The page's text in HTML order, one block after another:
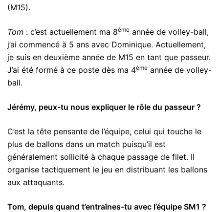
(M15).
Tom : c’est actuellement ma 8ème année de volley-ball,
j’ai commencé à 5 ans avec Dominique. Actuellement,
je suis en deuxième année de M15 en tant que passeur.
J’ai été formé à ce poste dès ma 4ème année de volley-
ball.
Jérémy, peux-tu nous expliquer le rôle du passeur ?
C’est la tête pensante de l’équipe, celui qui touche le
plus de ballons dans un match puisqu’il est
généralement sollicité à chaque passage de filet. Il
organise tactiquement le jeu en distribuant les ballons
aux attaquants.
Tom, depuis quand t’entraînes-tu avec l’équipe SM1 ?